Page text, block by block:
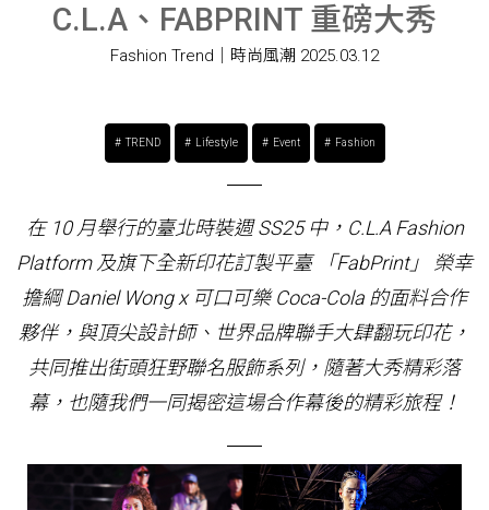
C.L.A、FABPRINT 重磅大秀
Fashion Trend｜時尚風潮 2025.03.12
TREND Lifestyle Event Fashion
在 10 月舉行的臺北時裝週 SS25 中，C.L.A Fashion
Platform 及旗下全新印花訂製平臺 「FabPrint」 榮幸
擔綱 Daniel Wong x 可口可樂 Coca-Cola 的面料合作
夥伴，與頂尖設計師、世界品牌聯手大肆翻玩印花，
共同推出街頭狂野聯名服飾系列，隨著大秀精彩落
幕，也隨我們一同揭密這場合作幕後的精彩旅程！